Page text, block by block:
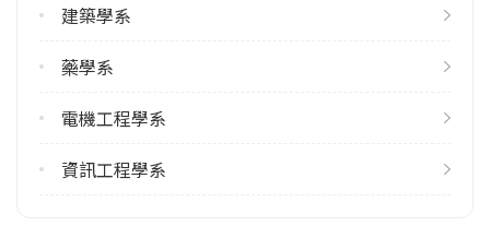
4
雙主修人數
113學年度下學期
建築學系
藥學系
電機工程學系
資訊工程學系